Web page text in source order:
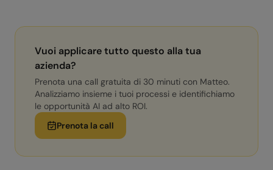
Vuoi applicare tutto questo alla tua
azienda?
Prenota una call gratuita di 30 minuti con Matteo.
Analizziamo insieme i tuoi processi e identifichiamo
le opportunità AI ad alto ROI.
Prenota la call